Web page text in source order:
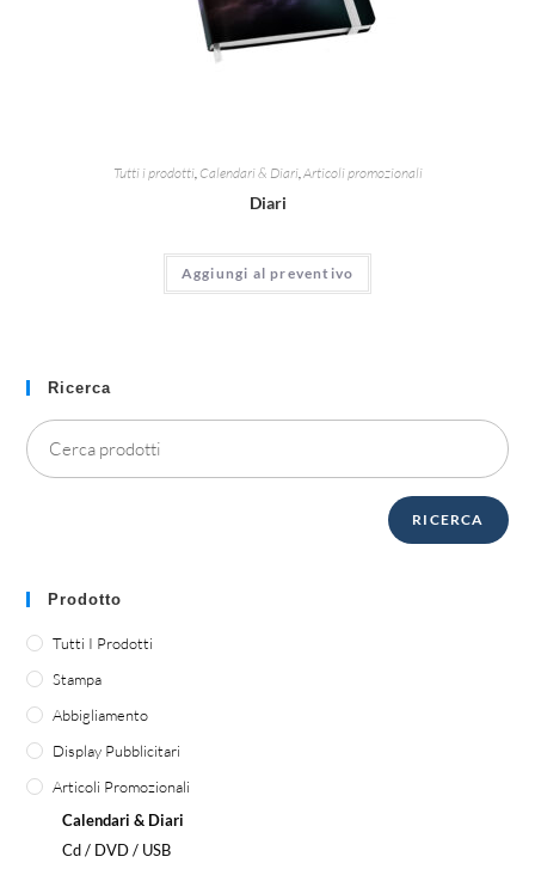
Tutti i prodotti, Calendari & Diari, Articoli promozionali
Diari
Aggiungi al preventivo
Ricerca
RICERCA
Prodotto
Tutti I Prodotti
Stampa
Abbigliamento
Display Pubblicitari
Articoli Promozionali
Calendari & Diari
Cd / DVD / USB